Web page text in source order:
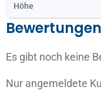
Höhe
Bewertungen
Es gibt noch keine
Nur angemeldete